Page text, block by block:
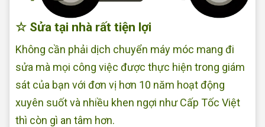
☆ Sửa tại nhà rất tiện lợi
Không cần phải dịch chuyển máy móc mang đi
sửa mà mọi công việc được thực hiện trong giám
sát của bạn với đơn vị hơn 10 năm hoạt động
xuyên suốt và nhiều khen ngợi như Cấp Tốc Việt
thì còn gì an tâm hơn.